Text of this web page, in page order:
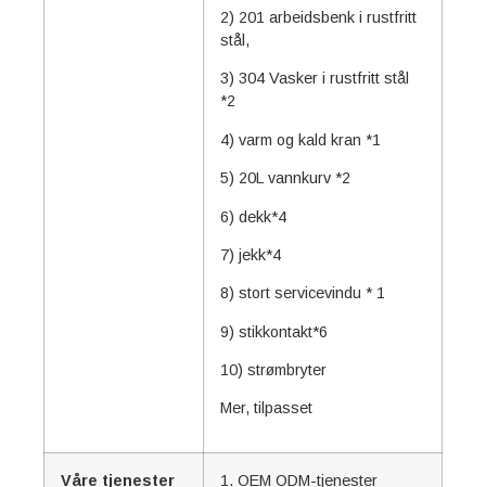
2) 201 arbeidsbenk i rustfritt
stål,
3) 304 Vasker i rustfritt stål
*2
4) varm og kald kran *1
5) 20L vannkurv *2
6) dekk*4
7) jekk*4
8) stort servicevindu * 1
9) stikkontakt*6
10) strømbryter
Mer, tilpasset
Våre tjenester 1. OEM ODM-tjenester